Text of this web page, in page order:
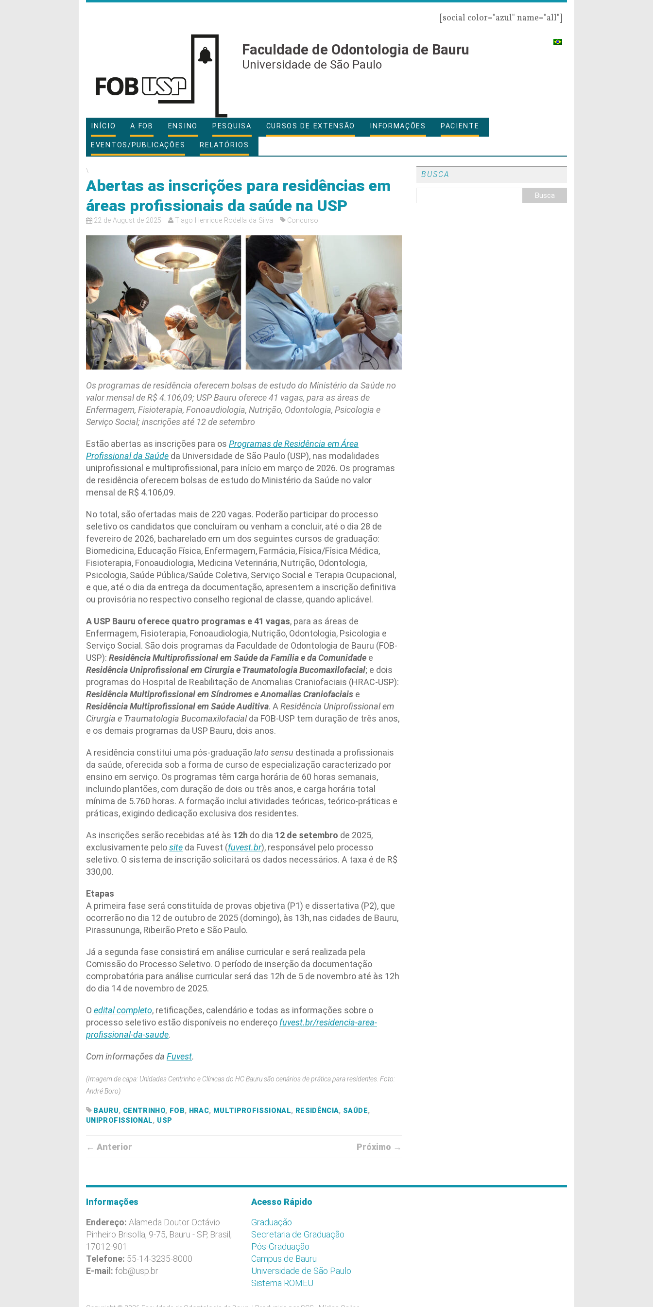
[social color="azul" name="all"]
Faculdade de Odontologia de Bauru
Universidade de São Paulo
INÍCIO A FOB ENSINO PESQUISA CURSOS DE EXTENSÃO INFORMAÇÕES PACIENTE
EVENTOS/PUBLICAÇÕES RELATÓRIOS
\
Abertas as inscrições para residências em
áreas profissionais da saúde na USP
22 de August de 2025 Tiago Henrique Rodella da Silva Concurso
Os programas de residência oferecem bolsas de estudo do Ministério da Saúde no
valor mensal de R$ 4.106,09; USP Bauru oferece 41 vagas, para as áreas de
Enfermagem, Fisioterapia, Fonoaudiologia, Nutrição, Odontologia, Psicologia e
Serviço Social; inscrições até 12 de setembro
Estão abertas as inscrições para os Programas de Residência em Área
Profissional da Saúde da Universidade de São Paulo (USP), nas modalidades
uniprofissional e multiprofissional, para início em março de 2026. Os programas
de residência oferecem bolsas de estudo do Ministério da Saúde no valor
mensal de R$ 4.106,09.
No total, são ofertadas mais de 220 vagas. Poderão participar do processo
seletivo os candidatos que concluíram ou venham a concluir, até o dia 28 de
fevereiro de 2026, bacharelado em um dos seguintes cursos de graduação:
Biomedicina, Educação Física, Enfermagem, Farmácia, Física/Física Médica,
Fisioterapia, Fonoaudiologia, Medicina Veterinária, Nutrição, Odontologia,
Psicologia, Saúde Pública/Saúde Coletiva, Serviço Social e Terapia Ocupacional,
e que, até o dia da entrega da documentação, apresentem a inscrição definitiva
ou provisória no respectivo conselho regional de classe, quando aplicável.
A USP Bauru oferece quatro programas e 41 vagas, para as áreas de
Enfermagem, Fisioterapia, Fonoaudiologia, Nutrição, Odontologia, Psicologia e
Serviço Social. São dois programas da Faculdade de Odontologia de Bauru (FOB-
USP): Residência Multiprofissional em Saúde da Família e da Comunidade e
Residência Uniprofissional em Cirurgia e Traumatologia Bucomaxilofacial; e dois
programas do Hospital de Reabilitação de Anomalias Craniofaciais (HRAC-USP):
Residência Multiprofissional em Síndromes e Anomalias Craniofaciais e
Residência Multiprofissional em Saúde Auditiva. A Residência Uniprofissional em
Cirurgia e Traumatologia Bucomaxilofacialda FOB-USP tem duração de três anos,
e os demais programas da USP Bauru, dois anos.
A residência constitui uma pós-graduaçãolato sensu destinada a profissionais
da saúde, oferecida sob a forma de curso de especialização caracterizado por
ensino em serviço. Os programas têm carga horária de 60 horas semanais,
incluindo plantões, com duração de dois ou três anos, e carga horária total
mínima de 5.760 horas. A formação inclui atividades teóricas, teórico-práticas e
práticas, exigindo dedicação exclusiva dos residentes.
As inscrições serão recebidas até às 12h do dia 12 de setembro de 2025,
exclusivamente pelosite da Fuvest (fuvest.br), responsável pelo processo
seletivo. O sistema de inscrição solicitará os dados necessários. A taxa é de R$
330,00.
Etapas
A primeira fase será constituída de provas objetiva (P1) e dissertativa (P2), que
ocorrerão no dia 12 de outubro de 2025 (domingo), às 13h, nas cidades de Bauru,
Pirassununga, Ribeirão Preto e São Paulo.
Já a segunda fase consistirá em análise curricular e será realizada pela
Comissão do Processo Seletivo. O período de inserção da documentação
comprobatória para análise curricular será das 12h de 5 de novembro até às 12h
do dia 14 de novembro de 2025.
O edital completo, retificações, calendário e todas as informações sobre o
processo seletivo estão disponíveis no endereço fuvest.br/residencia-area-
profissional-da-saude.
Com informações da Fuvest.
(Imagem de capa: Unidades Centrinho e Clínicas do HC Bauru são cenários de prática para residentes. Foto:
André Boro)
BAURU, CENTRINHO, FOB, HRAC, MULTIPROFISSIONAL, RESIDÊNCIA, SAÚDE,
UNIPROFISSIONAL, USP
← Anterior Próximo →
BUSCA
Informações
Endereço: Alameda Doutor Octávio
Pinheiro Brisolla, 9-75, Bauru - SP, Brasil,
17012-901
Telefone: 55-14-3235-8000
E-mail: fob@usp.br
Acesso Rápido
Graduação
Secretaria de Graduação
Pós-Graduação
Campus de Bauru
Universidade de São Paulo
Sistema ROMEU